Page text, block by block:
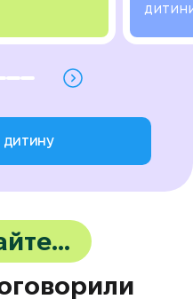
дитину